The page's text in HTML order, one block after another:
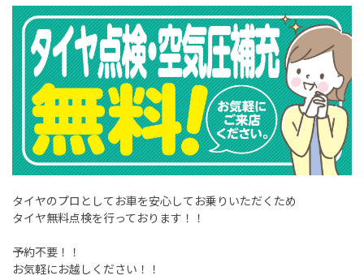
タイヤのプロとしてお車を安心してお乗りいただくため
タイヤ無料点検を行っております！！
予約不要！！
お気軽にお越しください！！